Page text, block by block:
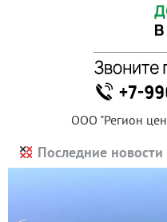
ООО "Регион
Последние новости